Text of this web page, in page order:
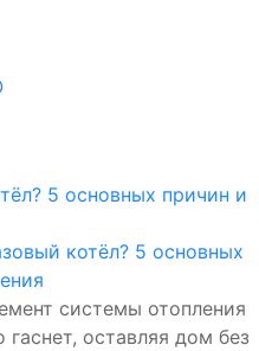
котёл? 5 основных
системы отопления
оставляя дом без